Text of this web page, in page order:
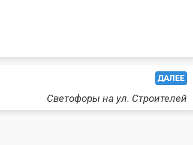
ДАЛЕЕ
Светофоры на ул. Строителей